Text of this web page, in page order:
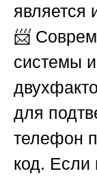
является
📨
системы
для
телефон
код. Если